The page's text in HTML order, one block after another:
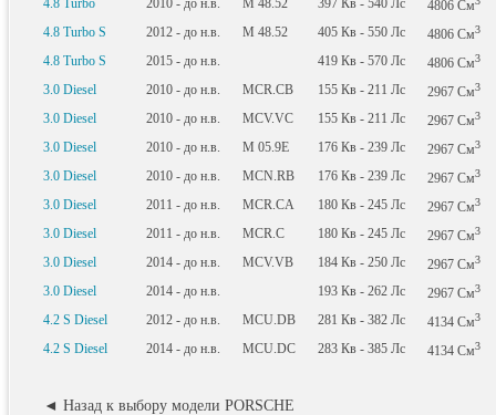
4806 См
4.8 Turbo S 2012 - до н.в. M 48.52 405 Кв - 550 Лс 4806 См3
4.8 Turbo S 2015 - до н.в. 419 Кв - 570 Лс 4806 См3
3.0 Diesel 2010 - до н.в. MCR.CB 155 Кв - 211 Лс 2967 См3
3.0 Diesel 2010 - до н.в. MCV.VC 155 Кв - 211 Лс 2967 См3
3.0 Diesel 2010 - до н.в. M 05.9E 176 Кв - 239 Лс 2967 См3
3.0 Diesel 2010 - до н.в. MCN.RB 176 Кв - 239 Лс 2967 См3
3.0 Diesel 2011 - до н.в. MCR.CA 180 Кв - 245 Лс 2967 См3
3.0 Diesel 2011 - до н.в. MCR.C 180 Кв - 245 Лс 2967 См3
3.0 Diesel 2014 - до н.в. MCV.VB 184 Кв - 250 Лс 2967 См3
3.0 Diesel 2014 - до н.в. 193 Кв - 262 Лс 2967 См3
4.2 S Diesel 2012 - до н.в. MCU.DB 281 Кв - 382 Лс 4134 См3
4.2 S Diesel 2014 - до н.в. MCU.DC 283 Кв - 385 Лс 4134 См3
◄ Назад к выбору модели PORSCHE